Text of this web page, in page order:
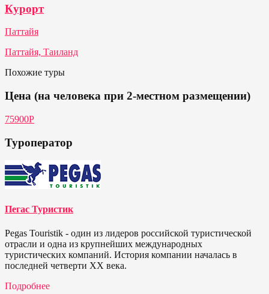
Курорт
Паттайя
Паттайя, Таиланд
Похожие туры
Цена (на человека при 2-местном размещении)
75900P
Туроператор
Пегас Туристик
Pegas Touristik - один из лидеров российской туристической
отрасли и одна из крупнейших международных
туристических компаний. История компании началась в
последней четверти ХХ века.
Подробнее